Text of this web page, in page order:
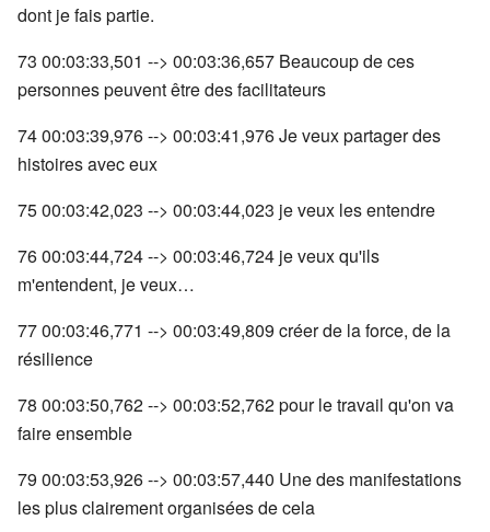
dont je fais partie.
73 00:03:33,501 --> 00:03:36,657 Beaucoup de ces
personnes peuvent être des facilitateurs
74 00:03:39,976 --> 00:03:41,976 Je veux partager des
histoires avec eux
75 00:03:42,023 --> 00:03:44,023 je veux les entendre
76 00:03:44,724 --> 00:03:46,724 je veux qu'ils
m'entendent, je veux…
77 00:03:46,771 --> 00:03:49,809 créer de la force, de la
résilience
78 00:03:50,762 --> 00:03:52,762 pour le travail qu'on va
faire ensemble
79 00:03:53,926 --> 00:03:57,440 Une des manifestations
les plus clairement organisées de cela